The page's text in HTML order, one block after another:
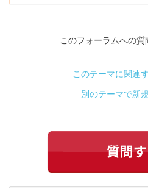
このフォーラムへの
このテーマに関連
別のテーマで新